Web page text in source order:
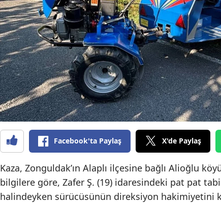
Facebook'ta Paylaş X'de Paylaş
Kaza, Zonguldak’ın Alaplı ilçesine bağlı Alioğlu
bilgilere göre, Zafer Ş. (19) idaresindeki pat pat
halindeyken sürücüsünün direksiyon hakimiyetini